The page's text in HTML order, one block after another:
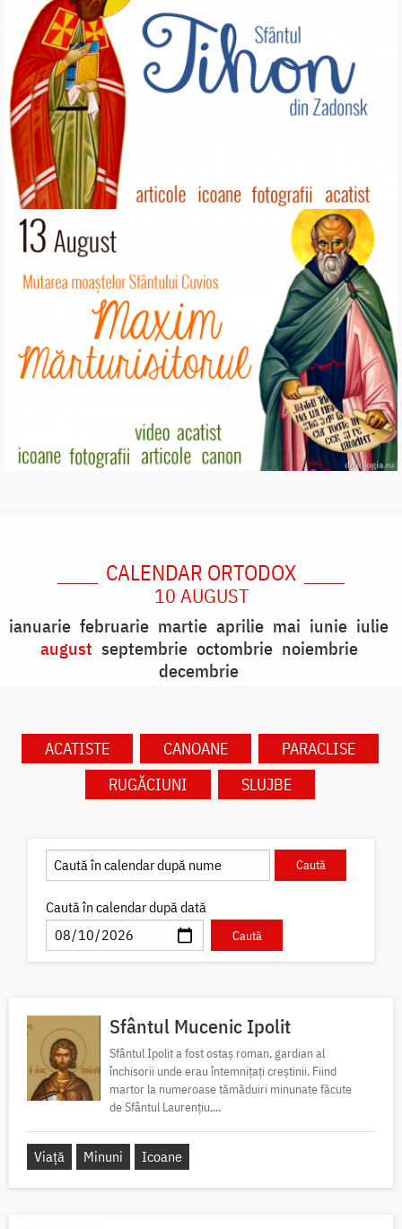
CALENDAR ORTODOX
10 AUGUST
ianuarie februarie martie aprilie mai iunie iulie
august septembrie octombrie noiembrie
decembrie
ACATISTE CANOANE
PARACLISE
RUGĂCIUNI
SLUJBE
Caută în calendar după dată
Sfântul Mucenic Ipolit
Sfântul Ipolit a fost ostaș roman, gardian al
închisorii unde erau întemnițați creștinii. Fiind
martor la numeroase tămăduiri minunate făcute
de Sfântul Laurențiu,...
Viață Minuni Icoane